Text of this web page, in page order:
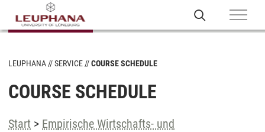
LEUPHANA SERVICE COURSE SCHEDULE
COURSE SCHEDULE
Start > Empirische Wirtschafts- und